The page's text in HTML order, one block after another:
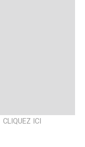
CLIQUEZ ICI